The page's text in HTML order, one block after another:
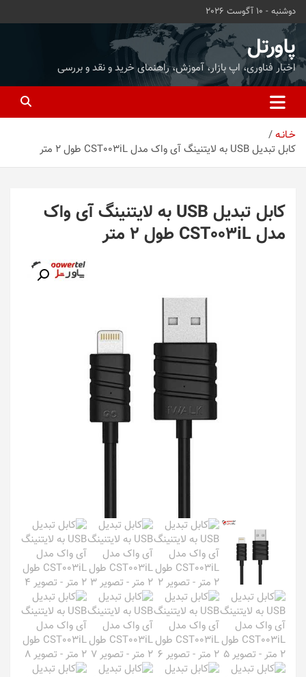
محتوا
بروید
دوشنبه - 10 آگوست 2026
پاورتل
اخبار فناوری، اپ بازار، آموزش، راهنمای خرید و نقد و بررسی
خـانـه
کابل تبدیل USB به لایتنینگ آی واک مدل CST003iL طول 2 متر
کابل تبدیل USB به لایتنینگ آی واک
مدل CST003iL طول 2 متر